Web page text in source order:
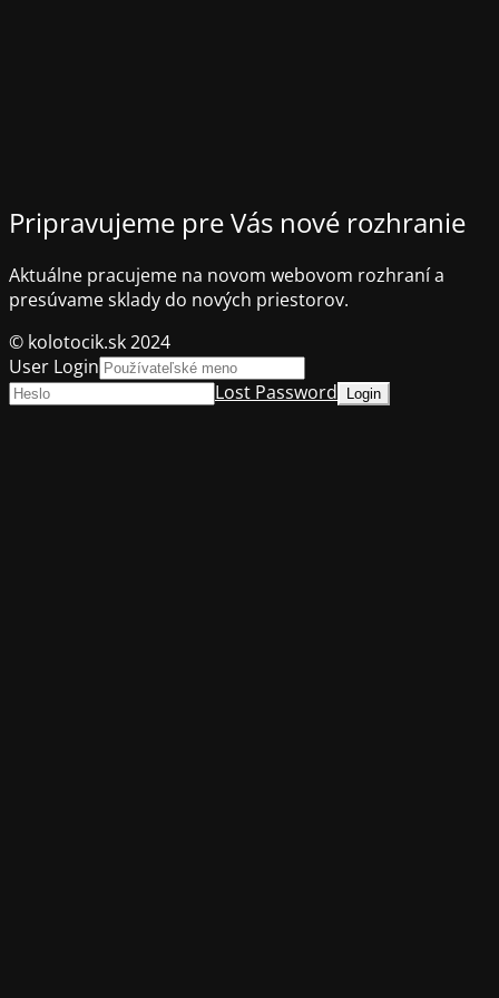
Pripravujeme pre Vás nové rozhranie
Aktuálne pracujeme na novom webovom rozhraní a
presúvame sklady do nových priestorov.
© kolotocik.sk 2024
User Login
Lost Password